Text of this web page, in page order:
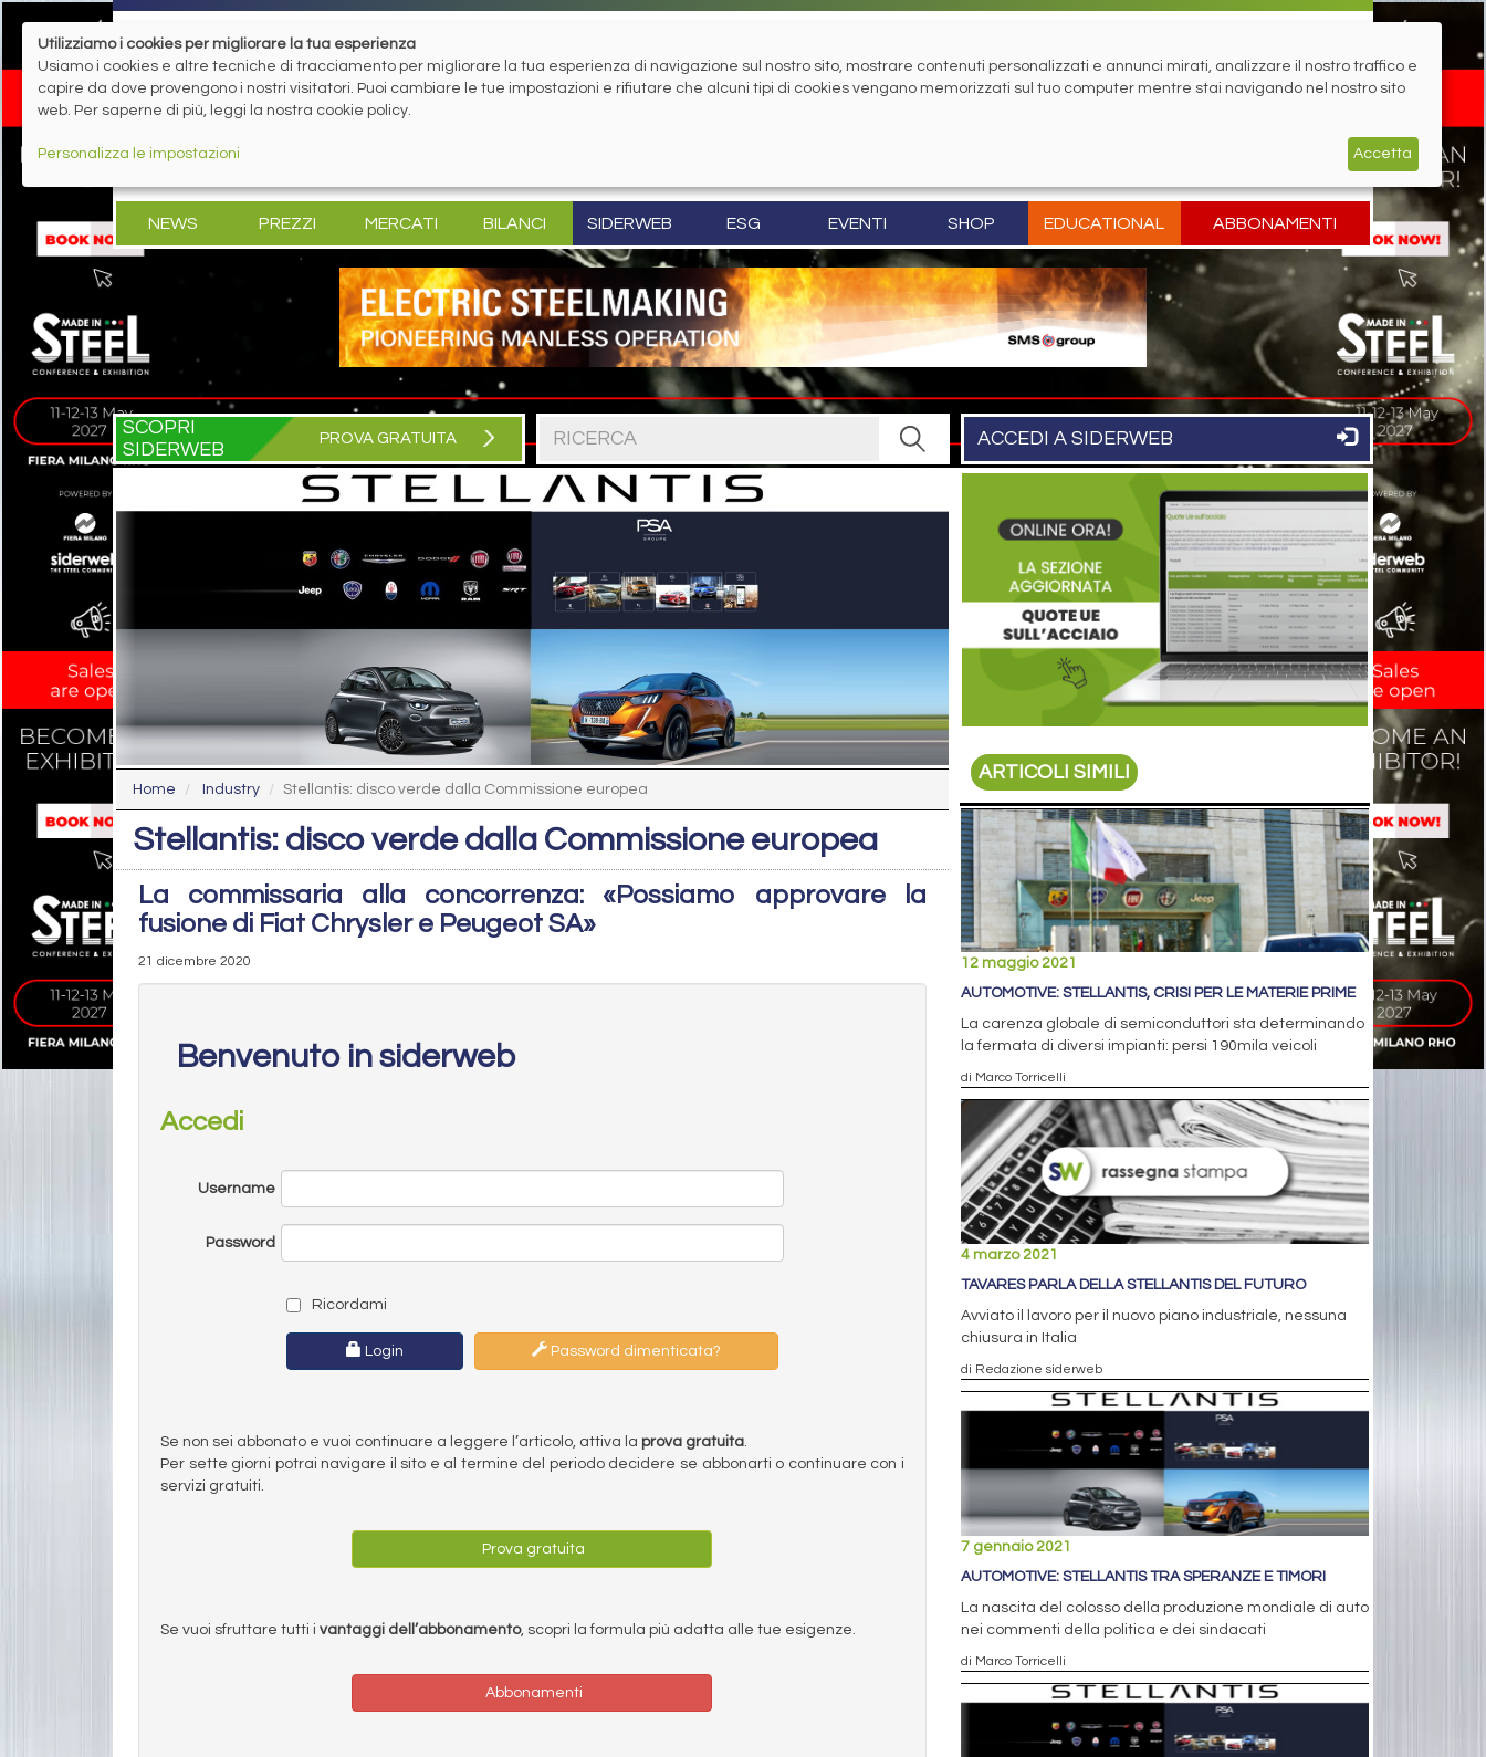
NEWS PREZZI MERCATI BILANCI SIDERWEB ESG EVENTI SHOP EDUCATIONAL ABBONAMENTI
SCOPRI
SIDERWEB
PROVA GRATUITA ACCEDI A SIDERWEB
Home Industry Stellantis: disco verde dalla Commissione europea
Stellantis: disco verde dalla Commissione europea
La commissaria alla concorrenza: «Possiamo approvare la
fusione di Fiat Chrysler e Peugeot SA»
21 dicembre 2020
Benvenuto in siderweb
Accedi
Username
Password
Ricordami
Login Password dimenticata?
Se non sei abbonato e vuoi continuare a leggere l’articolo, attiva la prova gratuita.
Per sette giorni potrai navigare il sito e al termine del periodo decidere se abbonarti o continuare con i
servizi gratuiti.
Prova gratuita
Se vuoi sfruttare tutti i vantaggi dell’abbonamento, scopri la formula più adatta alle tue esigenze.
Abbonamenti
ARTICOLI SIMILI
12 maggio 2021
AUTOMOTIVE: STELLANTIS, CRISI PER LE MATERIE PRIME
La carenza globale di semiconduttori sta determinando
la fermata di diversi impianti: persi 190mila veicoli
di Marco Torricelli
4 marzo 2021
TAVARES PARLA DELLA STELLANTIS DEL FUTURO
Avviato il lavoro per il nuovo piano industriale, nessuna
chiusura in Italia
di Redazione siderweb
7 gennaio 2021
AUTOMOTIVE: STELLANTIS TRA SPERANZE E TIMORI
La nascita del colosso della produzione mondiale di auto
nei commenti della politica e dei sindacati
di Marco Torricelli
Utilizziamo i cookies per migliorare la tua esperienza
Usiamo i cookies e altre tecniche di tracciamento per migliorare la tua esperienza di navigazione sul nostro sito, mostrare contenuti personalizzati e annunci mirati, analizzare il nostro traffico e
capire da dove provengono i nostri visitatori. Puoi cambiare le tue impostazioni e rifiutare che alcuni tipi di cookies vengano memorizzati sul tuo computer mentre stai navigando nel nostro sito
web. Per saperne di più, leggi la nostra cookie policy.
Personalizza le impostazioni Accetta